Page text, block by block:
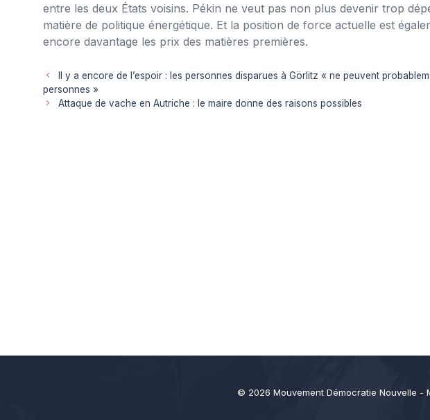
entre les deux États voisins. Pékin ne veut pas non plus devenir trop
matière de politique énergétique. Et la position de force actuelle est
encore davantage les prix des matières premières.
Il y a encore de l’espoir : les personnes disparues à Görlitz « ne peuvent
personnes »
Attaque de vache en Autriche : le maire donne des raisons possibles
© 2026 Mouvement Démocratie Nouvelle -